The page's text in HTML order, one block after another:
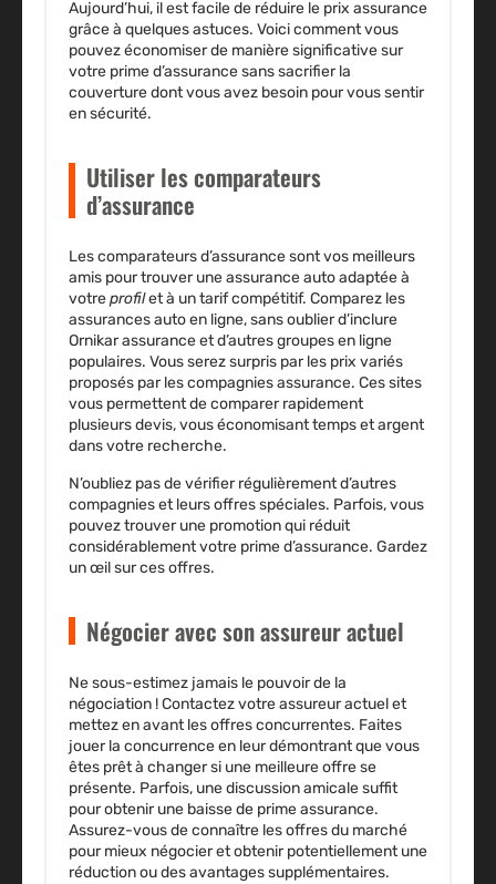
Aujourd’hui, il est facile de réduire le prix assurance
grâce à quelques astuces. Voici comment vous
pouvez économiser de manière significative sur
votre prime d’assurance sans sacrifier la
couverture dont vous avez besoin pour vous sentir
en sécurité.
Utiliser les comparateurs
d’assurance
Lescomparateurs d’assurancesont vos meilleurs
amis pour trouver une assurance auto adaptée à
votreprofilet à un tarif compétitif. Comparez les
assurances autoen ligne, sans oublier d’inclure
Ornikar assurance et d’autres groupes en ligne
populaires. Vous serez surpris par les prix variés
proposés par lescompagnies assurance. Ces sites
vous permettent de comparer rapidement
plusieurs devis, vous économisant temps et argent
dans votre recherche.
N’oubliez pas de vérifier régulièrement d’autres
compagnies et leurs offres spéciales. Parfois, vous
pouvez trouver une promotion qui réduit
considérablement votre prime d’assurance. Gardez
un œil sur ces offres.
Négocier avec son assureur actuel
Ne sous-estimez jamais le pouvoir de la
négociation ! Contactez votreassureuractuel et
mettez en avant les offres concurrentes. Faites
jouer la concurrence en leur démontrant que vous
êtes prêt à changer si une meilleure offre se
présente. Parfois, une discussion amicale suffit
pour obtenir une baisse de prime assurance.
Assurez-vous de connaître les offres du marché
pour mieux négocier et obtenir potentiellement une
réduction ou des avantages supplémentaires.